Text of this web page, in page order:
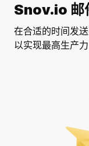
Snov.io 邮
在合适的时间发
以实现最高生产力